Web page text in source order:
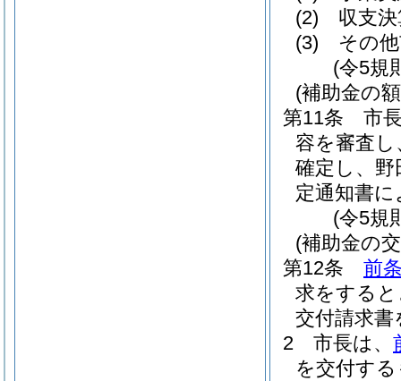
(2)
収支
(3)
その
(令5規
(補助金の
第11条
市
容を審査
確定し、野
定通知書
(令5規
(補助金の
第12条
前
求をする
交付請求
2
市長は、
を交付す